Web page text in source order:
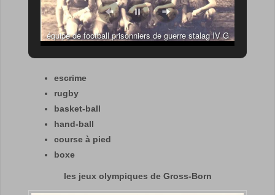
équipe de football prisonniers de guerre stalag IV G
escrime
rugby
basket-ball
hand-ball
course à pied
boxe
les jeux olympiques de Gross-Born